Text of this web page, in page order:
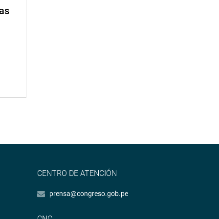
CENTRO DE ATENCIÓN
prensa@congreso.gob.pe